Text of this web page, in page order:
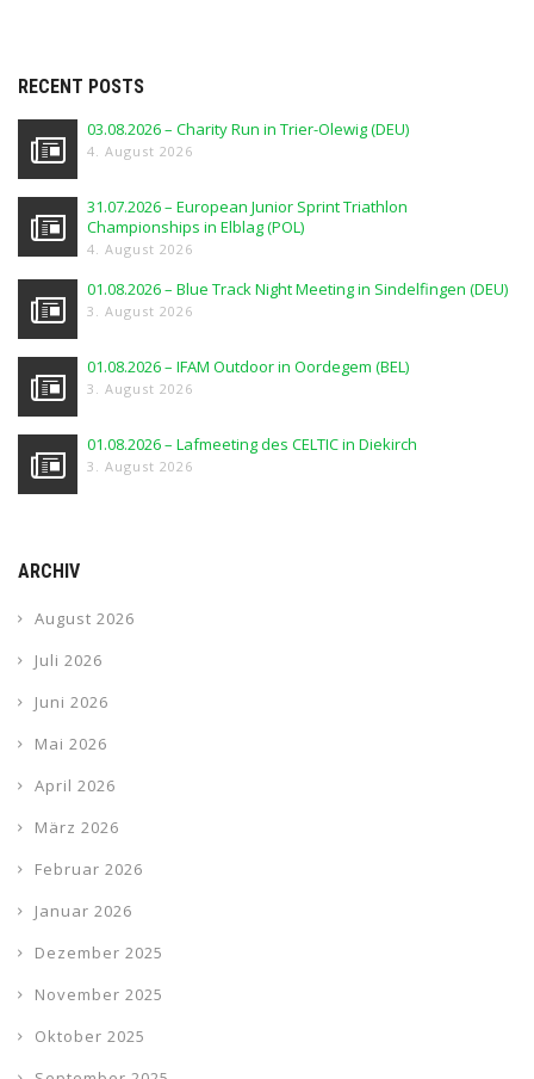
RECENT POSTS
03.08.2026 – Charity Run in Trier-Olewig (DEU)
4. August 2026
31.07.2026 – European Junior Sprint Triathlon
Championships in Elblag (POL)
4. August 2026
01.08.2026 – Blue Track Night Meeting in Sindelfingen (DEU)
3. August 2026
01.08.2026 – IFAM Outdoor in Oordegem (BEL)
3. August 2026
01.08.2026 – Lafmeeting des CELTIC in Diekirch
3. August 2026
ARCHIV
August 2026
Juli 2026
Juni 2026
Mai 2026
April 2026
März 2026
Februar 2026
Januar 2026
Dezember 2025
November 2025
Oktober 2025